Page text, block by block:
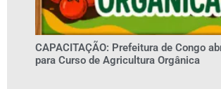
CAPACITAÇÃO: Prefeitura de Congo
para Curso de Agricultura Orgânica